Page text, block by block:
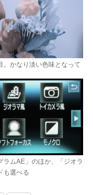
。かなり淡い色味となって
ラムAE」のほか、「ジオラ
も選べる